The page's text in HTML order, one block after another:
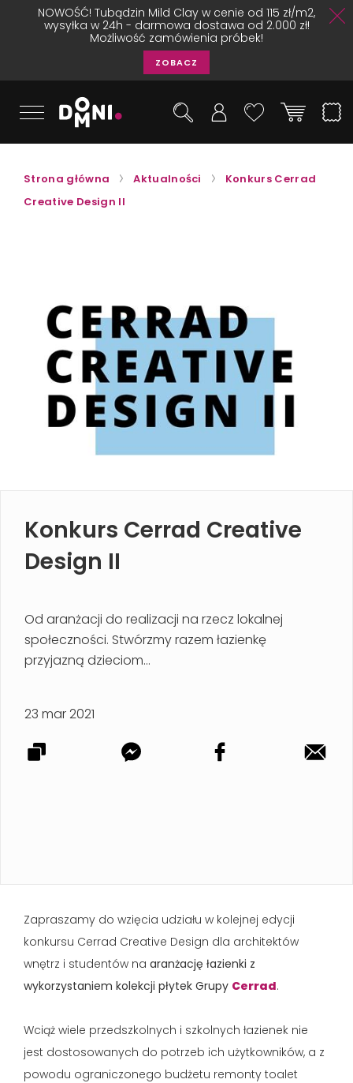
NOWOŚĆ! Tubądzin Mild Clay w cenie od 115 zł/m2,
wysyłka w 24h - darmowa dostawa od 2.000 zł!
Możliwość zamówienia próbek!
ZOBACZ
Strona główna Aktualności
Konkurs Cerrad
Creative Design II
Konkurs Cerrad Creative
Design II
Od aranżacji do realizacji na rzecz lokalnej
społeczności. Stwórzmy razem łazienkę
przyjazną dzieciom...
23 mar 2021
Zapraszamy do wzięcia udziału w kolejnej edycji
konkursu Cerrad Creative Design dla architektów
wnętrz i studentów na aranżację łazienki z
wykorzystaniem kolekcji płytek Grupy Cerrad.
Wciąż wiele przedszkolnych i szkolnych łazienek nie
jest dostosowanych do potrzeb ich użytkowników, a z
powodu ograniczonego budżetu remonty toalet